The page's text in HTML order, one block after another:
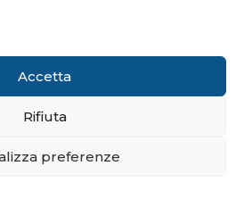
Accetta
Rifiuta
preferenze